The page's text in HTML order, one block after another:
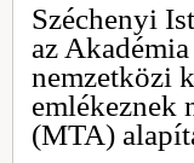
Széchenyi
az
nemzetközi
emlékeznek
(MTA)